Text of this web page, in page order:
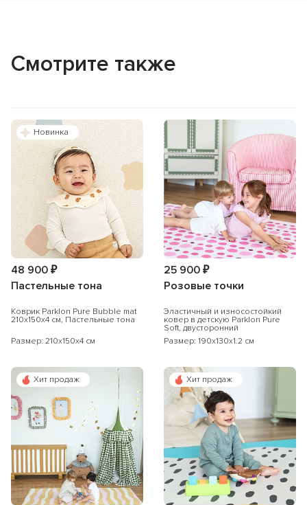
Смотрите также
Новинка
48 900 ₽
Пастельные тона
Коврик Parklon Pure Bubble mat
210х150х4 см, Пастельные тона
Размер: 210x150x4 см
25 900 ₽
Розовые точки
Эластичный и износостойкий
ковер в детскую Parklon Pure
Soft, двусторонний
Размер: 190x130x1.2 см
Хит продаж Хит продаж